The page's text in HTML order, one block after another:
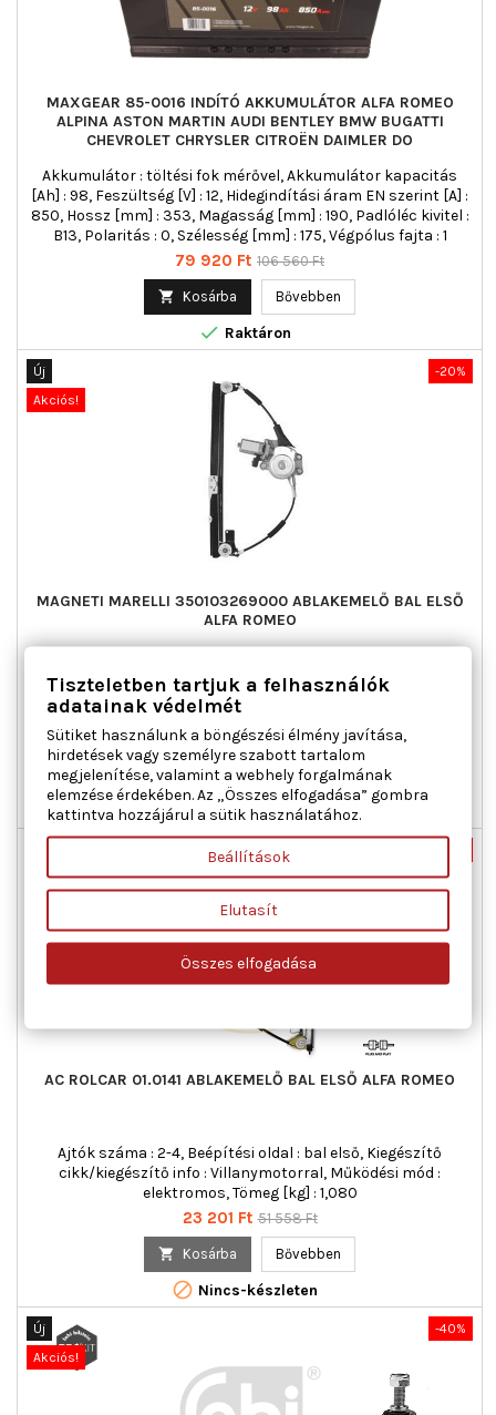
MAXGEAR 85-0016 INDÍTÓ AKKUMULÁTOR ALFA ROMEO
ALPINA ASTON MARTIN AUDI BENTLEY BMW BUGATTI
CHEVROLET CHRYSLER CITROËN DAIMLER DO
Akkumulátor : töltési fok mérővel, Akkumulátor kapacitás
[Ah] : 98, Feszültség [V] : 12, Hidegindítási áram EN szerint [A] :
850, Hossz [mm] : 353, Magasság [mm] : 190, Padlóléc kivitel :
B13, Polaritás : 0, Szélesség [mm] : 175, Végpólus fajta : 1
Ár
79 920 Ft Normál
106 560 Ft
 Kosárba Bővebben
 Raktáron
-20%
Új
Akciós!
MAGNETI MARELLI 350103269000 ABLAKEMELŐ BAL ELSŐ
ALFA ROMEO
Ajtók száma : 3 / 5, Beépítési oldal : bal első, Csatlakozók
száma : 2, Kiegészítő cikk/kiegészítő info : Villanymotorral,
Működési mód : elektromos, Páros cikkszám : 350103270000
Ár
38 964 Ft Normál
ár
48 706 Ft
 Kosárba Bővebben
Raktáron
AC ROLCAR 01.0141 ABLAKEMELŐ BAL ELSŐ ALFA ROMEO
Ajtók száma : 2-4, Beépítési oldal : bal első, Kiegészítő
cikk/kiegészítő info : Villanymotorral, Működési mód :
elektromos, Tömeg [kg] : 1,080
Ár
23 201 Ft Normál
51 558 Ft
 Kosárba Bővebben
 Nincs-készleten
-40%
Új
Akciós!
Tiszteletben tartjuk a felhasználók
adatainak védelmét
Sütiket használunk a böngészési élmény javítása,
hirdetések vagy személyre szabott tartalom
megjelenítése, valamint a webhely forgalmának
elemzése érdekében. Az „Összes elfogadása” gombra
kattintva hozzájárul a sütik használatához.
Beállítások
Elutasít
Összes elfogadása